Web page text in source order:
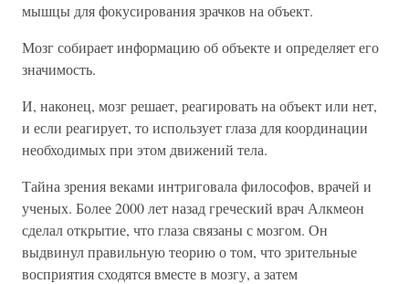
мышцы для фокусирования зрачков на объект.
Мозг собирает информацию об объекте и определяет его
значимость.
И, наконец, мозг решает, реагировать на объект или нет,
и если реагирует, то использует глаза для координации
необходимых при этом движений тела.
Тайна зрения веками интриговала философов, врачей и
ученых. Более 2000 лет назад греческий врач Алкмеон
сделал открытие, что глаза связаны с мозгом. Он
выдвинул правильную теорию о том, что зрительные
восприятия сходятся вместе в мозгу, а затем